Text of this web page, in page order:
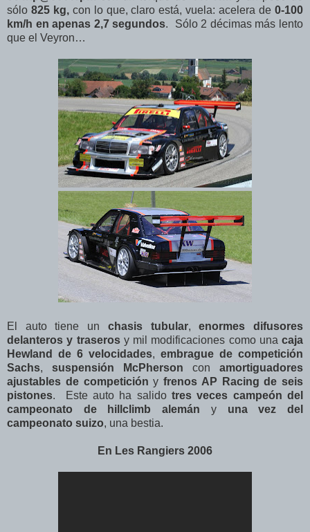
sólo 825 kg,con lo que, claro está, vuela: acelera de0-100
km/h en apenas 2,7 segundos. Sólo 2 décimas más lento
que el Veyron…
El auto tiene un chasis tubular, enormes difusores
delanteros y traserosy mil modificaciones como una caja
Hewland de 6 velocidades, embrague de competición
Sachs, suspensión McPherson con amortiguadores
ajustables de competición y frenos AP Racing de seis
pistones. Este auto ha salido tres veces campeón del
campeonato de hillclimb alemán y una vez del
campeonato suizo, una bestia.
En Les Rangiers 2006